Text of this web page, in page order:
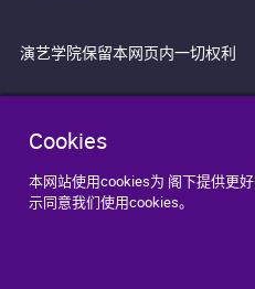
Cookies
本网站使用cookies为 阁下提供更
示同意我们使用cookies。
演艺学院保留本网页内一切权利